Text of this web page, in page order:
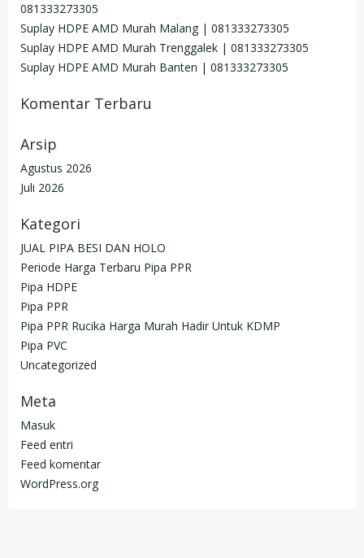
081333273305
Suplay HDPE AMD Murah Malang | 081333273305
Suplay HDPE AMD Murah Trenggalek | 081333273305
Suplay HDPE AMD Murah Banten | 081333273305
Komentar Terbaru
Arsip
Agustus 2026
Juli 2026
Kategori
JUAL PIPA BESI DAN HOLO
Periode Harga Terbaru Pipa PPR
Pipa HDPE
Pipa PPR
Pipa PPR Rucika Harga Murah Hadir Untuk KDMP
Pipa PVC
Uncategorized
Meta
Masuk
Feed entri
Feed komentar
WordPress.org